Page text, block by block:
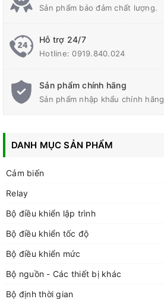
Sản phẩm bảo đảm chất lượng.
Hỗ trợ 24/7
Hotline:0919.840.024
Sản phẩm chính hãng
Sản phẩm nhập khẩu chính hãng
DANH MỤC SẢN PHẨM
Cảm biến
Relay
Bộ điều khiển lập trình
Bộ điều khiển tốc độ
Bộ điều khiển mức
Bộ nguồn - Các thiết bị khác
Bộ định thời gian